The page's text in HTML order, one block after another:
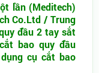
lần (Meditech)
Co.Ltd / Trung
đầu 2 tay sắt
bao quy đầu
cụ cắt bao